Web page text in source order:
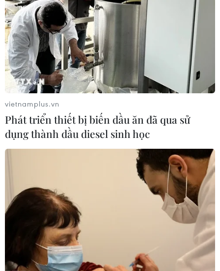
Chủ tịch Quốc hội Lào
Xaysomphone Phomvihane từ trần
08/08/2026 17:30
Bang Hessen của Đức mong muốn
vietnamplus.vn
Phát triển thiết bị biến dầu ăn đã qua sử
dụng thành dầu diesel sinh học